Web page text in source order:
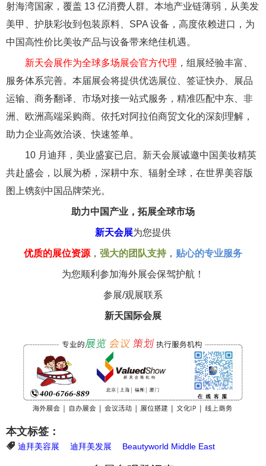
射海湾国家，覆盖 13 亿消费人群。本地产业链薄弱，从美发
美甲、护肤彩妆到包装原料、SPA 设备，高度依赖进口，为
中国高性价比美妆产品与设备带来绝佳机遇。
新天会展作为全球多场展会官方代理 ，组展经验丰富、
服务体系完善。本届展会将提供优选展位、签证快办、展品
运输、商务翻译、市场对接一站式服务，精准匹配中东、非
洲、欧洲高端采购商。依托对阿拉伯商贸文化的深刻理解，
助力企业高效洽谈、快速签单。
10 月迪拜，美业盛宴已启。新天会展诚邀中国美妆精英
共赴盛会，以展为桥，深耕中东、辐射全球，在世界美容版
图上镌刻中国品牌荣光。
助力中国产业，拓展全球市场
新天会展为您提供
优质的展位资源 ， 强大的团队支持， 贴心的专业服务
为您顺利参加海外展会保驾护航！
参展/观展联系
新天国际会展
本文标签：
迪拜美容展 迪拜美发展 Beautyworld Middle East